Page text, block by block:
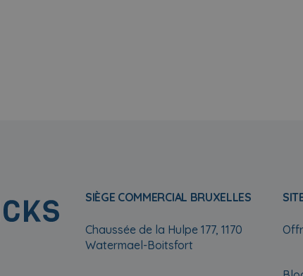
SIÈGE COMMERCIAL BRUXELLES
Chaussée de la Hulpe 177, 1170
Watermael-Boitsfort